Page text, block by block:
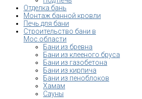
Отделка бань
Монтаж банной кровли
Печь для бани
Строительство бани в
Мос.области
Бани из бревна
Бани из клееного бруса
Бани из газобетона
Бани из кирпича
Бани из пеноблоков
Хамам
Сауны